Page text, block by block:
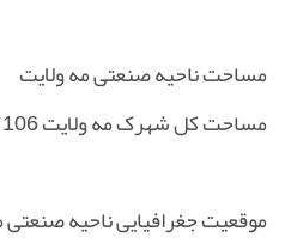
مساحت ناحیه صنعتی مه ولایت
مساحت کل شهرک مه ولایت 106 هکتار است.
موقعیت جغرافیایی ناحیه صنعتی